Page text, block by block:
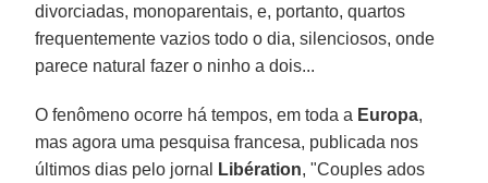
divorciadas, monoparentais, e, portanto, quartos
frequentemente vazios todo o dia, silenciosos, onde
parece natural fazer o ninho a dois...
O fenômeno ocorre há tempos, em toda a Europa,
mas agora uma pesquisa francesa, publicada nos
últimos dias pelo jornal
Libération, "Couples ados